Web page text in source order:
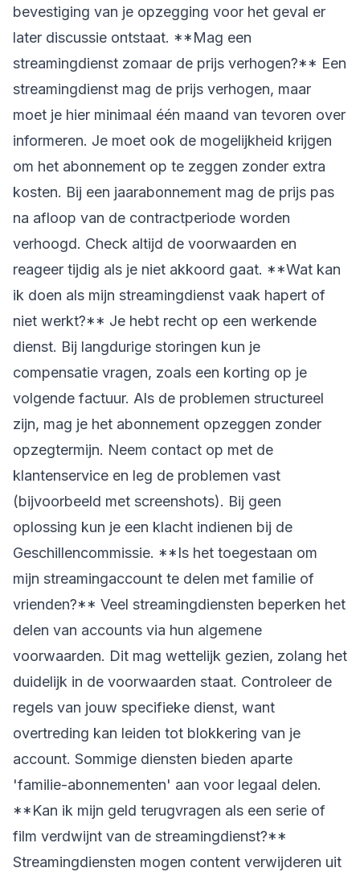
bevestiging van je opzegging voor het geval er
later discussie ontstaat. **Mag een
streamingdienst zomaar de prijs verhogen?** Een
streamingdienst mag de prijs verhogen, maar
moet je hier minimaal één maand van tevoren over
informeren. Je moet ook de mogelijkheid krijgen
om het abonnement op te zeggen zonder extra
kosten. Bij een jaarabonnement mag de prijs pas
na afloop van de contractperiode worden
verhoogd. Check altijd de voorwaarden en
reageer tijdig als je niet akkoord gaat. **Wat kan
ik doen als mijn streamingdienst vaak hapert of
niet werkt?** Je hebt recht op een werkende
dienst. Bij langdurige storingen kun je
compensatie vragen, zoals een korting op je
volgende factuur. Als de problemen structureel
zijn, mag je het abonnement opzeggen zonder
opzegtermijn. Neem contact op met de
klantenservice en leg de problemen vast
(bijvoorbeeld met screenshots). Bij geen
oplossing kun je een klacht indienen bij de
Geschillencommissie. **Is het toegestaan om
mijn streamingaccount te delen met familie of
vrienden?** Veel streamingdiensten beperken het
delen van accounts via hun algemene
voorwaarden. Dit mag wettelijk gezien, zolang het
duidelijk in de voorwaarden staat. Controleer de
regels van jouw specifieke dienst, want
overtreding kan leiden tot blokkering van je
account. Sommige diensten bieden aparte
'familie-abonnementen' aan voor legaal delen.
**Kan ik mijn geld terugvragen als een serie of
film verdwijnt van de streamingdienst?**
Streamingdiensten mogen content verwijderen uit